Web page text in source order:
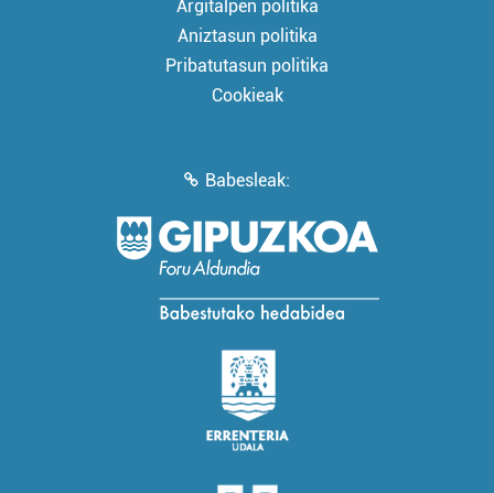
Argitalpen politika
Aniztasun politika
Pribatutasun politika
Cookieak
Babesleak: